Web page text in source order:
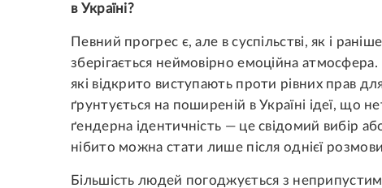
в Україні?
Певний прогрес є, але в суспільстві, як і
зберігається неймовірно емоційна
які відкрито виступають проти рівних прав
ґрунтується на поширеній в Україні ідеї, що
ґендерна ідентичність — це свідомий вибір
нібито можна стати лише після однієї
Більшість людей погоджується з